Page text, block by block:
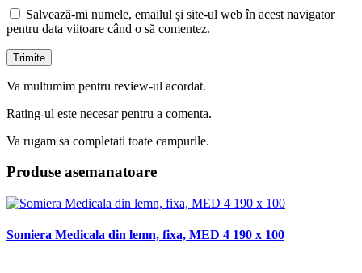
Salvează-mi numele, emailul și site-ul web în acest navigator
pentru data viitoare când o să comentez.
Va multumim pentru review-ul acordat.
Rating-ul este necesar pentru a comenta.
Va rugam sa completati toate campurile.
Produse asemanatoare
Somiera Medicala din lemn, fixa, MED 4 190 x 100